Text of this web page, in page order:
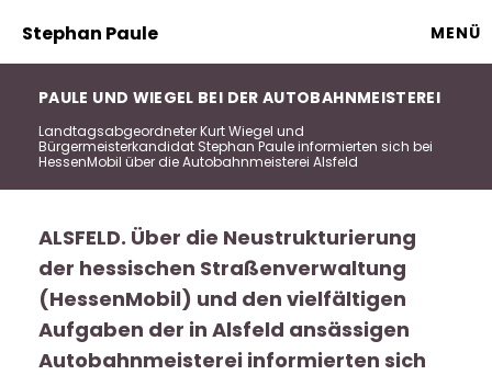
Stephan Paule MENÜ
PAULE UND WIEGEL BEI DER AUTOBAHNMEISTEREI
Landtagsabgeordneter Kurt Wiegel und
Bürgermeisterkandidat Stephan Paule informierten sich bei
HessenMobil über die Autobahnmeisterei Alsfeld
ALSFELD. Über die Neustrukturierung
der hessischen Straßenverwaltung
(HessenMobil) und den vielfältigen
Aufgaben der in Alsfeld ansässigen
Autobahnmeisterei informierten sich